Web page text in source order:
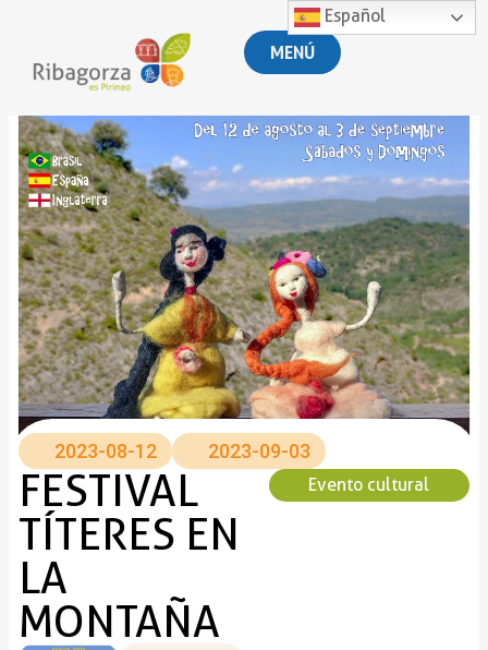
MENÚ
2023-08-12 2023-09-03
FESTIVAL
TÍTERES EN
LA
MONTAÑA
Evento cultural
Español